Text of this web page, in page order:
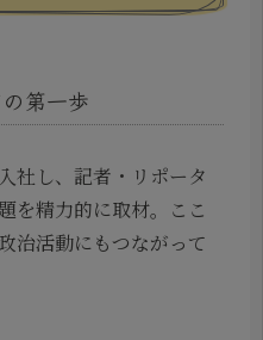
第一歩
社し、記者・リポータ
を精力的に取材。ここ
治活動にもつながって